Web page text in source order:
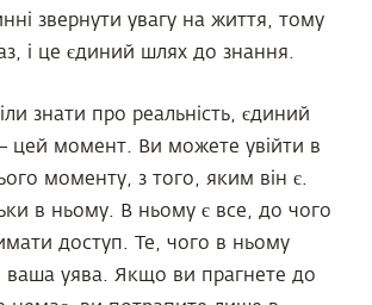
звернути увагу на життя, тому
і це єдиний шлях до знання.
знати про реальність, єдиний
цей момент. Ви можете увійти в
моменту, з того, яким він є.
в ньому. В ньому є все, до чого
доступ. Те, чого в ньому
уява. Якщо ви прагнете до